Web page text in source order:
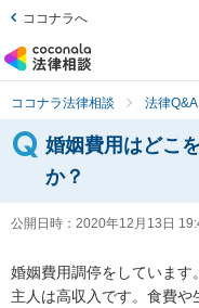
ココナラへ
ココナラ法律相談 法律Q&A
婚姻費用はどこ
か？
公開日時： 2020年12月13日
婚姻費用調停をしています。
主人は高収入です。食費